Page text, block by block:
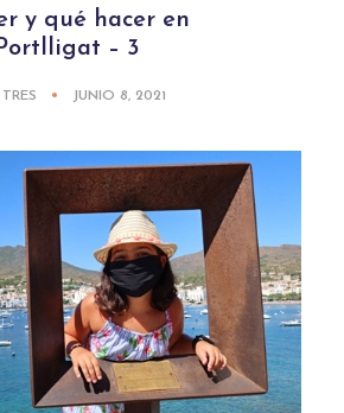
y qué hacer en
– 3
JUNIO 8, 2021